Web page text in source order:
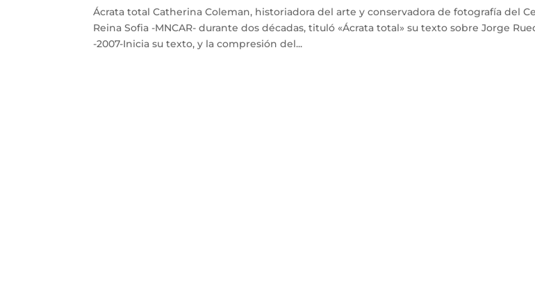
Ácrata total Catherina Coleman, historiadora del arte y conservadora de fotografía del
Reina Sofia -MNCAR- durante dos décadas, tituló «Ácrata total» su texto sobre Jorge
-2007-Inicia su texto, y la compresión del...